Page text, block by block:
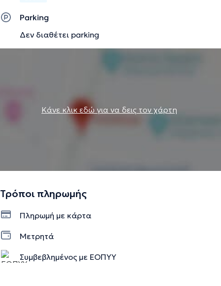
Parking
Δεν διαθέτει parking
Κάνε κλικ εδώ για να δεις τον χάρτη
Τρόποι πληρωμής
Πληρωμή με κάρτα
Μετρητά
Συμβεβλημένος με ΕΟΠΥΥ